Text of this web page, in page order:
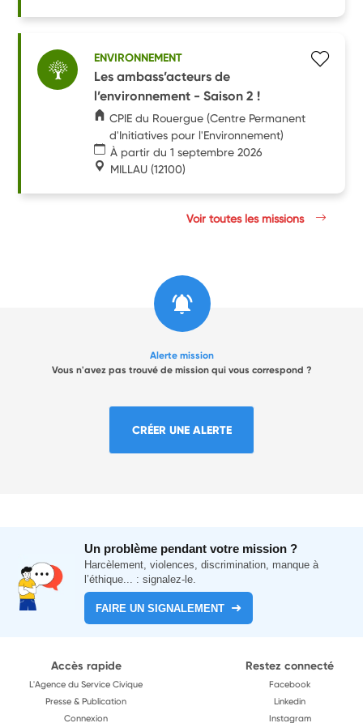
ENVIRONNEMENT
Les ambass’acteurs de
l’environnement - Saison 2 !
CPIE du Rouergue (Centre Permanent
d'Initiatives pour l'Environnement)
À partir du 1 septembre 2026
MILLAU (12100)
Voir toutes les missions
Alerte mission
Vous n'avez pas trouvé de mission qui vous correspond ?
CRÉER UNE ALERTE
Un problème pendant votre mission ?
Harcèlement, violences, discrimination, manque à
l’éthique... : signalez-le.
FAIRE UN SIGNALEMENT
Accès rapide
L'Agence du Service Civique
Presse & Publication
Connexion
Restez connecté
Facebook
Linkedin
Instagram